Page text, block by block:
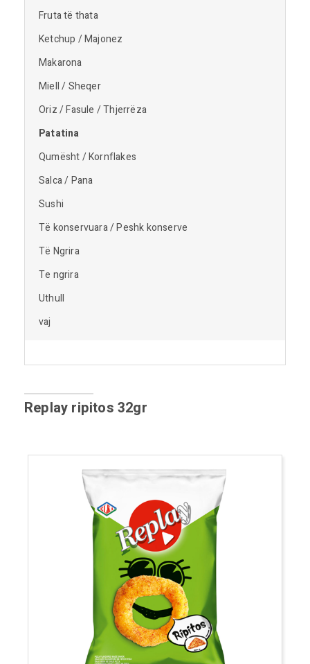
Fruta të thata
Ketchup / Majonez
Makarona
Miell / Sheqer
Oriz / Fasule / Thjerrëza
Patatina
Qumësht / Kornflakes
Salca / Pana
Sushi
Të konservuara / Peshk konserve
Të Ngrira
Te ngrira
Uthull
vaj
Replay ripitos 32gr